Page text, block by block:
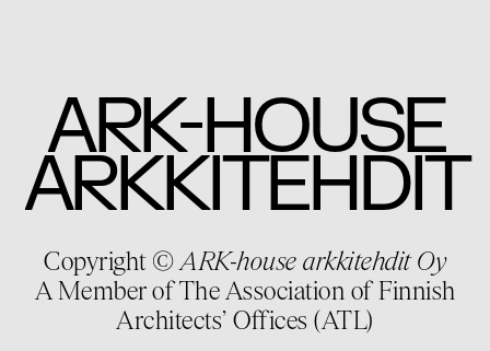
ARK-HOUSE
ARKKITEHDIT
Copyright © ARK-house arkkitehdit Oy
A Member of The Association of Finnish
Architects’ Offices (ATL)